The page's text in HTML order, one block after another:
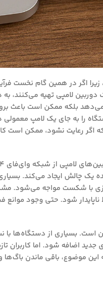
اگر در همین گام نخست
دوربین لامپی تهیه می‌کنند،
بلکه ممکن است باعث
را به جای یک لامپ معمولی
رعایت نشود، ممکن است
آن‌ها به‌طور پیش‌فرض روی باند ۵ گیگاهرتز تنظیم شده یک
در نتیجه فرآیند راه‌اندازی با شکست مواجه
شود. حتی وجود موانع
است. بسیاری از دستگاه‌ها با
اضافه شود. اما کاربران
این موضوع، باقی ماندن